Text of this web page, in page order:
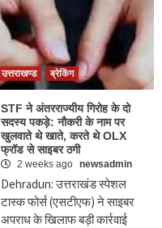
उत्तराखण्ड ब्रेकिंग
STF ने अंतरराज्यीय गिरोह के दो
सदस्य पकड़े: नौकरी के नाम पर
खुलवाते थे खाते, करते थे OLX
फ्रॉड से साइबर ठगी
2 weeks ago newsadmin
Dehradun: उत्तराखंड स्पेशल
टास्क फोर्स (एसटीएफ) ने साइबर
अपराध के खिलाफ बड़ी कार्रवाई